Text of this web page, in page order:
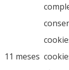
11 meses